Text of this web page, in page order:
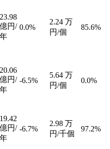
23.98
億円/
年
0.0%
2.24 万
円/個
85.6%
20.06
億円/
年
-6.5%
5.64 万
円/個
0.0%
19.42
億円/
年
-6.7%
2.98 万
円/千個
97.2%